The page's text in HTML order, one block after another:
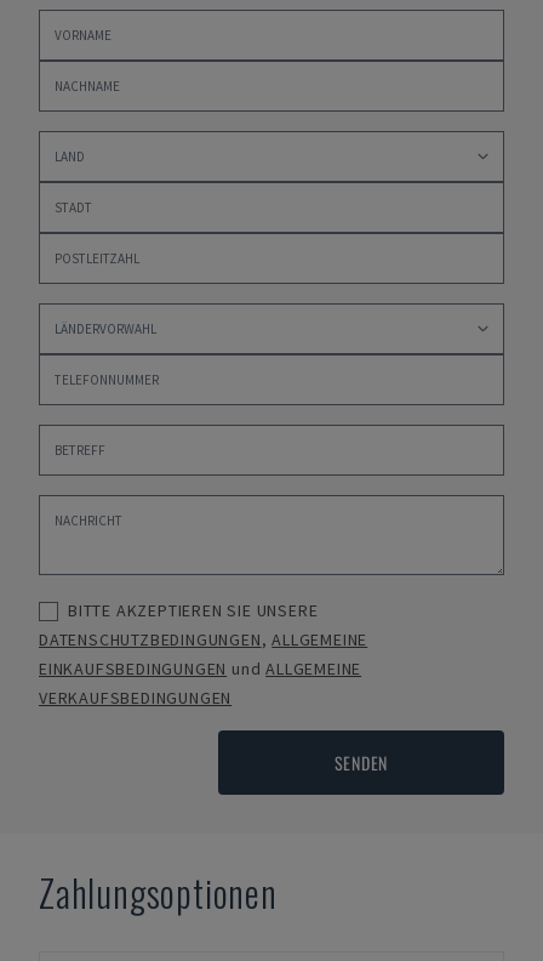
BITTE AKZEPTIEREN SIE UNSERE
DATENSCHUTZBEDINGUNGEN,ALLGEMEINE
EINKAUFSBEDINGUNGEN undALLGEMEINE
VERKAUFSBEDINGUNGEN
SENDEN
Zahlungsoptionen